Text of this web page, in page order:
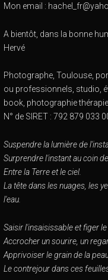
Mon email :
A bientôt, dans la bonne
Hervé
Photographe, Toulouse,
ou professionnels, studio,
book, photographie thérapie
N° de SIRET : 792 879 033
Suspendre la lumière de
Surprendre l'instant au coin
Entre la Terre et le ciel.
La tête dans les nuages, les
l'eau.
Saisir l'insaisissable et figer
Accrocher un sourire, un
Apprivoiser le grain de la
Le contrejour dans ces